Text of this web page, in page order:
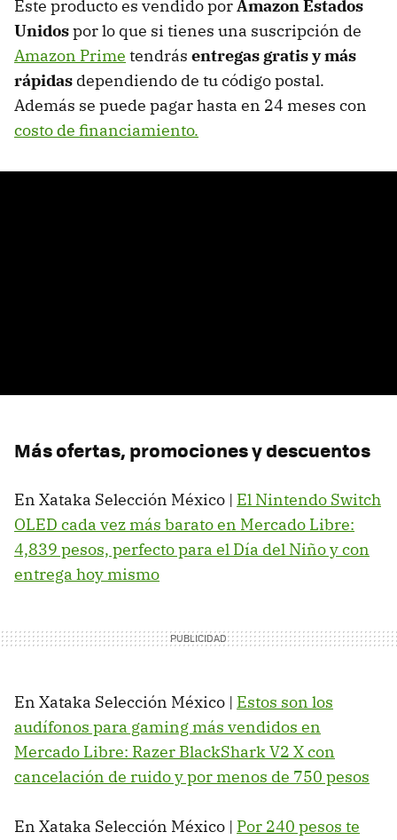
Este producto es vendido porAmazon Estados
Unidospor lo que si tienes una suscripción de
Amazon Prime tendrás entregas gratis y más
rápidas dependiendo de tu código postal.
Además se puede pagar hasta en 24 meses con
costo de financiamiento.
Más ofertas, promociones y descuentos
En Xataka Selección México | El Nintendo Switch
OLED cada vez más barato en Mercado Libre:
4,839 pesos, perfecto para el Día del Niño y con
entrega hoy mismo
En Xataka Selección México | Estos son los
audífonos para gaming más vendidos en
Mercado Libre: Razer BlackShark V2 X con
cancelación de ruido y por menos de 750 pesos
En Xataka Selección México | Por 240 pesos te